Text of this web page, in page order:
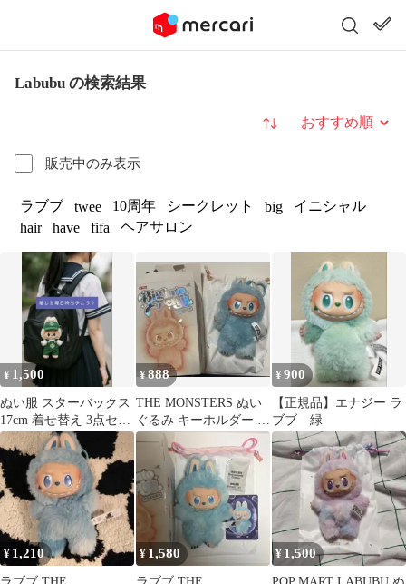
Labubu の検索結果
販売中のみ表示
並び替え
ラブブ twee 10周年 シークレット big
イニシャル
hair
have fifa ヘアサロン
¥ 1,500
ぬい服 スターバックス
17cm 着せ替え 3点セッ
ト
¥888
THE MONSTERS ぬい
ぐるみ キーホルダー ラ
ブブ
¥900
【正規品】エナジー ラ
ブブ 緑
¥ 1,210 ¥ 1,580 ¥ 1,500